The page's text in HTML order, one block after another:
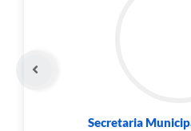
Secretaria